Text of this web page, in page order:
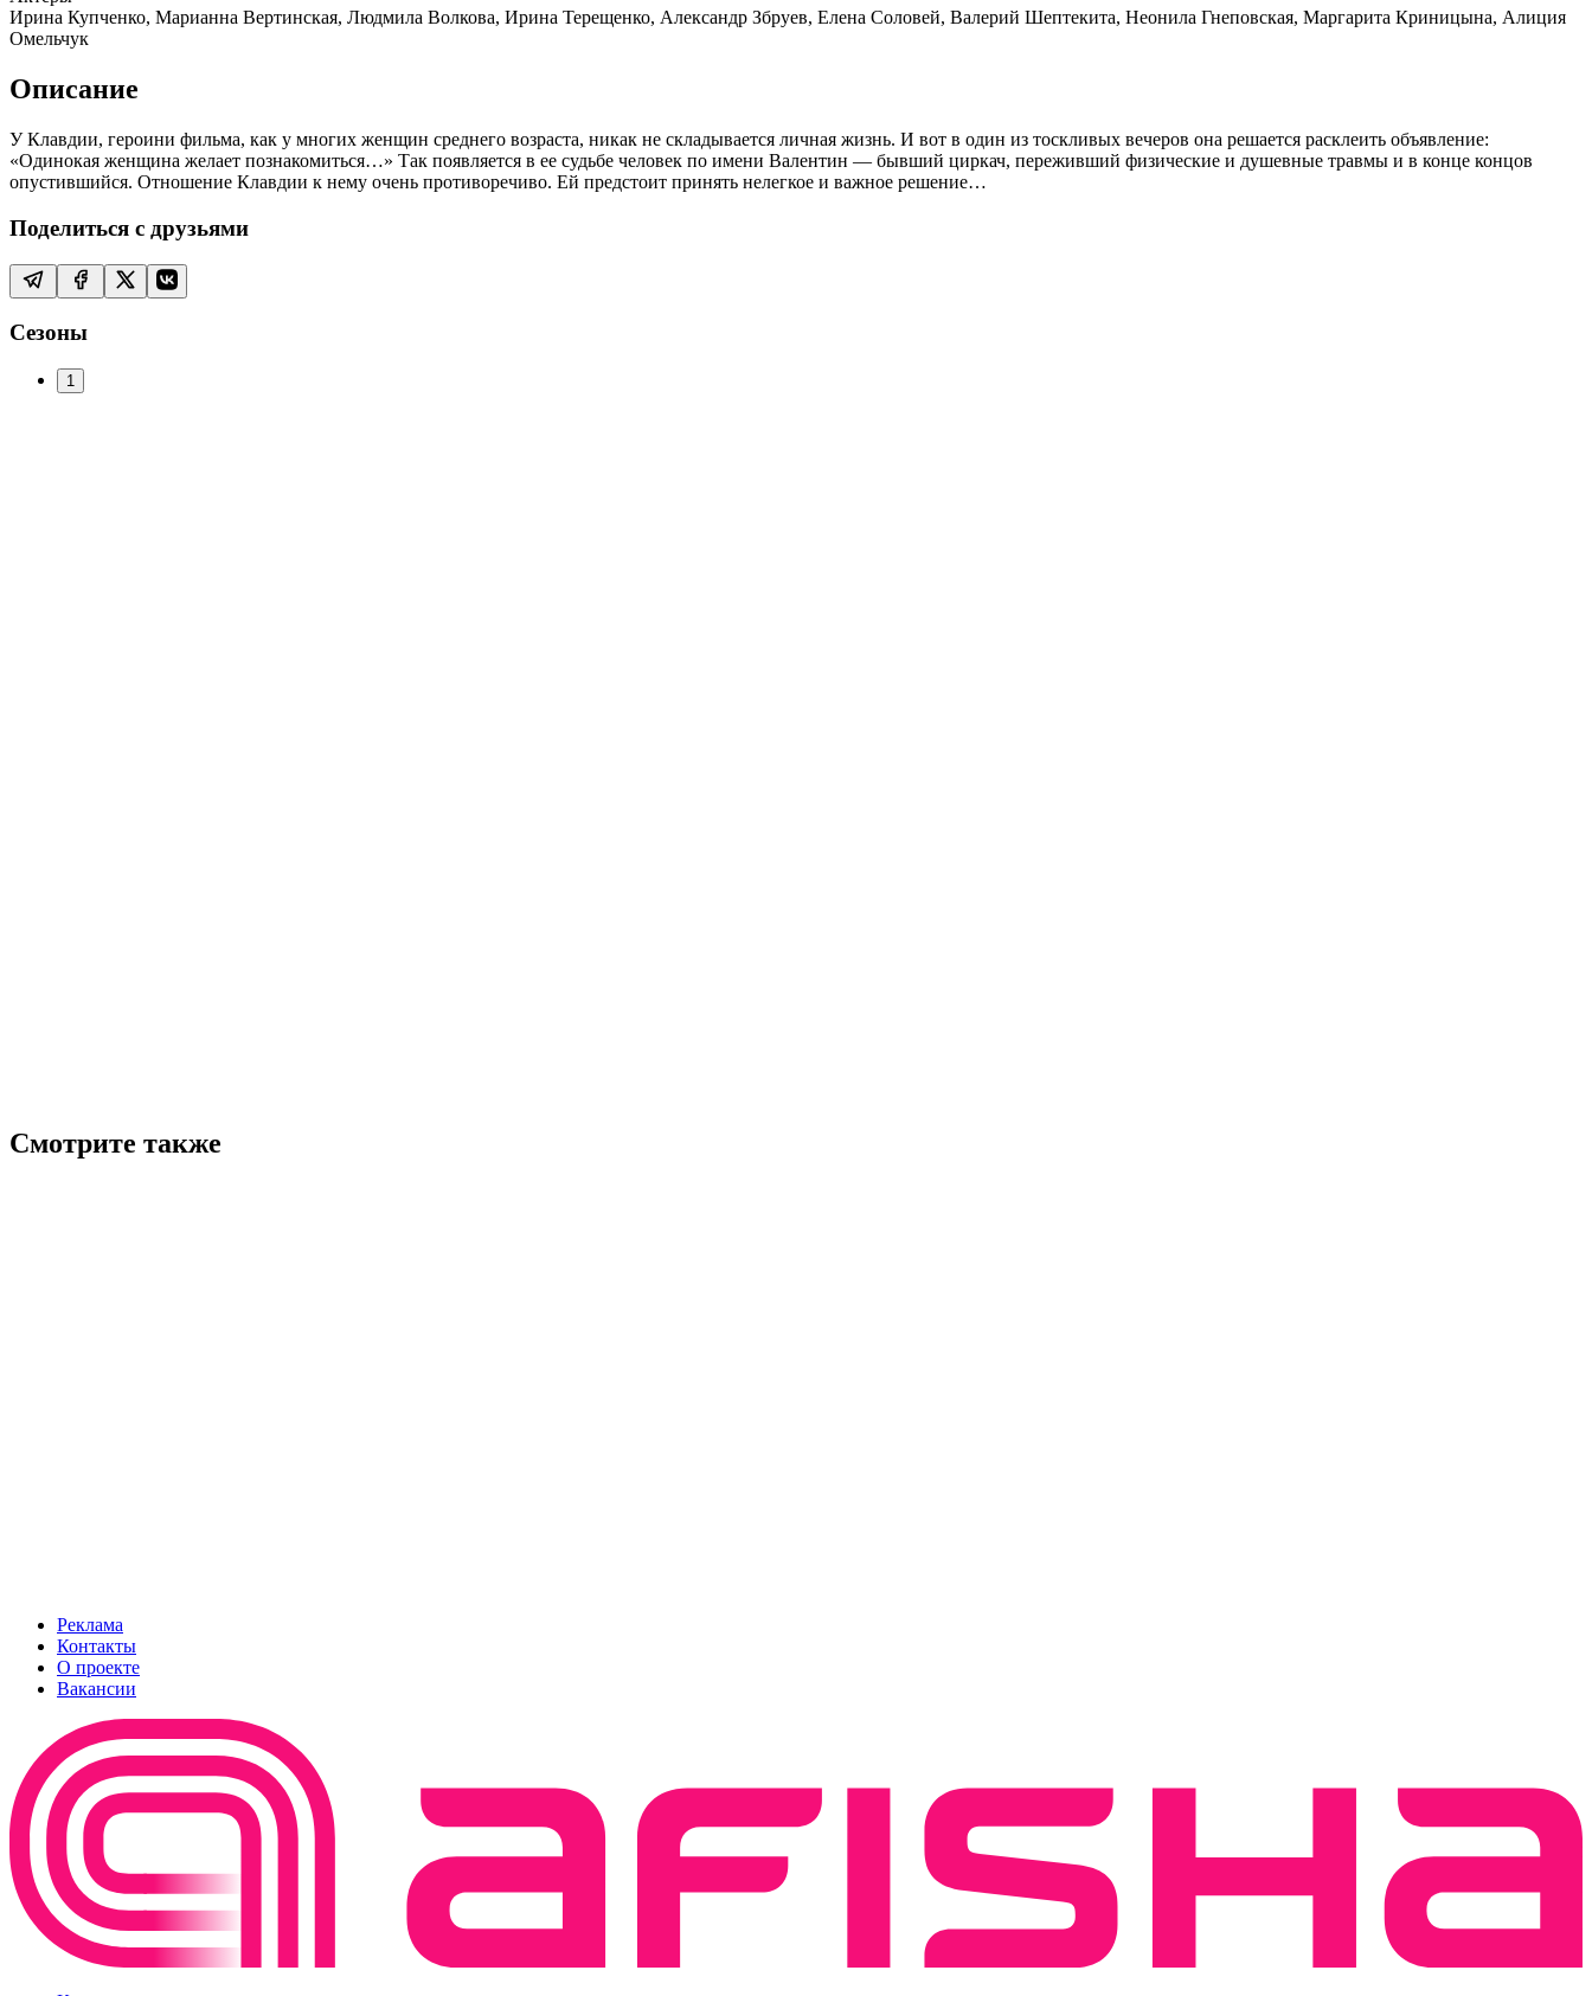
Ирина Купченко, Марианна Вертинская, Людмила Волкова, Ирина Терещенко, Александр Збруев, Елена Соловей, Валерий Шептекита, Неонила Гнеповская, Маргарита Криницына, Алиция
Омельчук
Описание
У Клавдии, героини фильма, как у многих женщин среднего возраста, никак не складывается личная жизнь. И вот в один из тоскливых вечеров она решается расклеить объявление:
«Одинокая женщина желает познакомиться…» Так появляется в ее судьбе человек по имени Валентин — бывший циркач, переживший физические и душевные травмы и в конце концов
опустившийся. Отношение Клавдии к нему очень противоречиво. Ей предстоит принять нелегкое и важное решение…
Поделиться с друзьями
Сезоны
1
Смотрите также
Реклама
Контакты
О проекте
Вакансии